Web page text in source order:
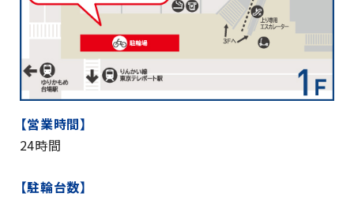
【営業時間】
24時間
【駐輪台数】